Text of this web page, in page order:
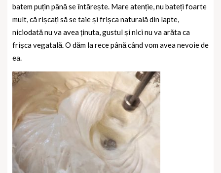
batem puțin până se întărește. Mare atenție, nu bateți foarte
mult, că rișcați să se taie și frișca naturală din lapte,
niciodată nu va avea ținuta, gustul și nici nu va arăta ca
frișca vegatală. O dăm la rece până când vom avea nevoie de
ea.